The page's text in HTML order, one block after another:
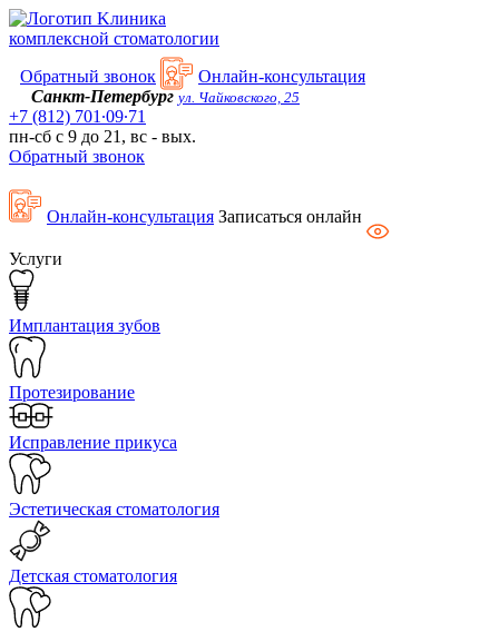
Kлиника
комплексной стоматологии
Обратный звонок
Онлайн-консультация
Санкт-Петербург ул. Чайковского, 25
+7 (812) 701∙09∙71
пн-сб с 9 до 21, вс - вых.
Обратный звонок
Онлайн-консультация Записаться онлайн
Услуги
Имплантация зубов
Протезирование
Исправление прикуса
Эстетическая стоматология
Детская стоматология